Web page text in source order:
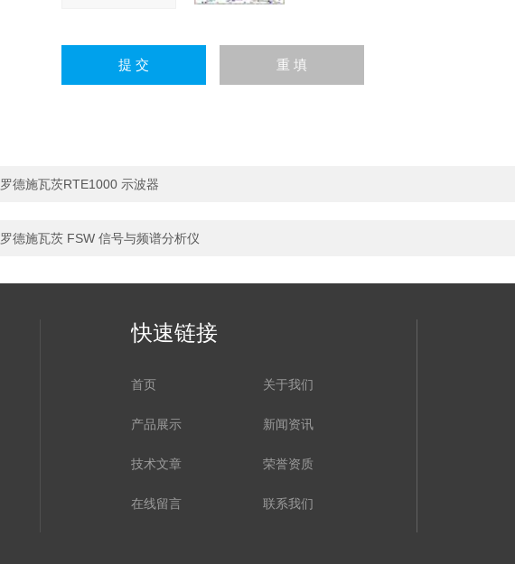
罗德施瓦茨RTE1000 示波器
罗德施瓦茨 FSW 信号与频谱分析仪
快速链接
首页 关于我们
产品展示 新闻资讯
技术文章 荣誉资质
在线留言 联系我们